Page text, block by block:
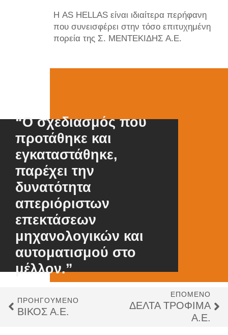
Η AS HELLAS είναι ιδιαίτερα περήφανη
που συνεισφέρει στην τόσο επιτυχημένη
πορεία της Σ. ΜΕΝΤΕΚΙΔΗΣ Α.Ε.
“Ο σχεδιασμός που
προτάθηκε και
εγκαταστάθηκε,
παρέχει την
δυνατότητα
απεριόριστων
επεκτάσεων
μηχανολογικών και
αυτοματισμού στο
μέλλον.”
ΠΡΟΗΓΟΎΜΕΝΟ
ΒΙΚΟΣ Α.Ε.
ΕΠΌΜΕΝΟ
ΔΕΛΤΑ ΤΡΟΦΙΜΑ
Α.Ε.